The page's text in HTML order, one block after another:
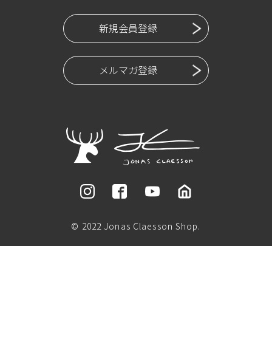
新規会員登録
メルマガ登録
© 2022 Jonas Claesson Shop.